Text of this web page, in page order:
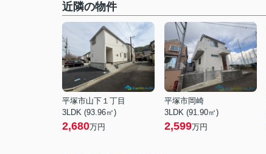
近隣の物件
平塚市山下１丁目
3LDK (93.96㎡)
2,680万円
平塚市岡崎
3LDK (91.90㎡)
2,599万円